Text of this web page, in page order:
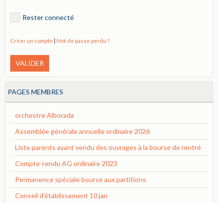
Rester connecté
Créer un compte | Mot de passe perdu ?
VALIDER
PAGES MEMBRES
orchestre Alborada
Assemblée générale annuelle ordinaire 2026
Liste parents ayant vendu des ouvrages à la bourse de rentré
Compte-rendu AG ordinaire 2023
Permanence spéciale bourse aux partitions
Conseil d'établissement 10 jan